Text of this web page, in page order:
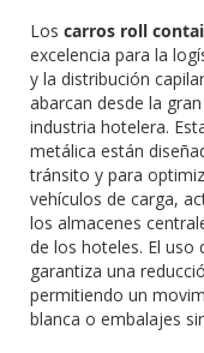
Los carros roll
excelencia para la
y la distribución
abarcan desde la
industria hotelera.
metálica están
tránsito y para
vehículos de carga,
los almacenes
de los hoteles. El uso
garantiza una
permitiendo un
blanca o embalajes